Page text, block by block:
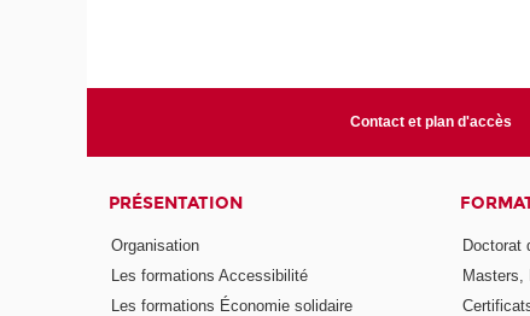
Contact et plan d'accès
PRÉSENTATION
Organisation
Les formations Accessibilité
Les formations Économie solidaire
Doctorat
Masters,